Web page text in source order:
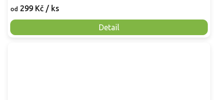
od 299 Kč / ks
Detail